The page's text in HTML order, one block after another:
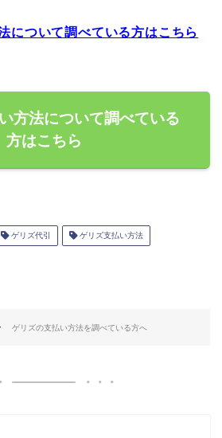
について調べている方はこちら
方法について調べている
方はこちら
ゲリズ代引 ゲリズ支払い方法
ゲリズの支払い方法を調べている方へ